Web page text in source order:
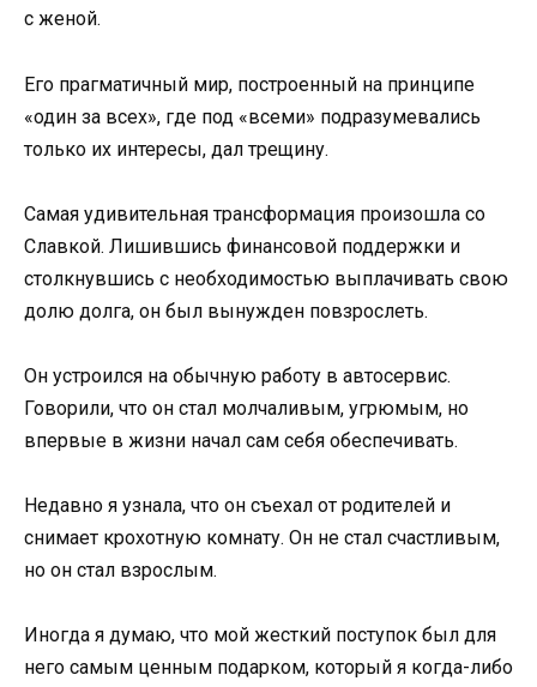
с женой.
Его прагматичный мир, построенный на принципе
«один за всех», где под «всеми» подразумевались
только их интересы, дал трещину.
Самая удивительная трансформация произошла со
Славкой. Лишившись финансовой поддержки и
столкнувшись с необходимостью выплачивать свою
долю долга, он был вынужден повзрослеть.
Он устроился на обычную работу в автосервис.
Говорили, что он стал молчаливым, угрюмым, но
впервые в жизни начал сам себя обеспечивать.
Недавно я узнала, что он съехал от родителей и
снимает крохотную комнату. Он не стал счастливым,
но он стал взрослым.
Иногда я думаю, что мой жесткий поступок был для
него самым ценным подарком, который я когда-либо